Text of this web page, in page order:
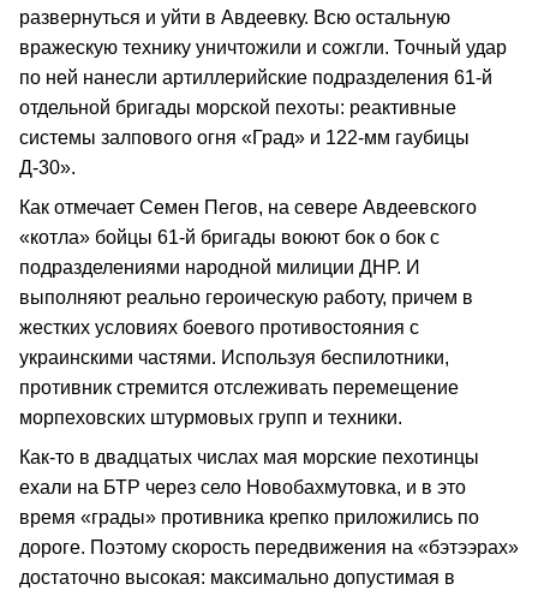
развернуться и уйти в Авдеевку. Всю остальную
вражескую технику уничтожили и сожгли. Точный удар
по ней нанесли артиллерийские подразделения 61-й
отдельной бригады морской пехоты: реактивные
системы залпового огня «Град» и 122-мм гаубицы
Д-30».
Как отмечает Семен Пегов, на севере Авдеевского
«котла» бойцы 61-й бригады воюют бок о бок с
подразделениями народной милиции ДНР. И
выполняют реально героическую работу, причем в
жестких условиях боевого противостояния с
украинскими частями. Используя беспилотники,
противник стремится отслеживать перемещение
морпеховских штурмовых групп и техники.
Как-то в двадцатых числах мая морские пехотинцы
ехали на БТР через село Новобахмутовка, и в это
время «грады» противника крепко приложились по
дороге. Поэтому скорость передвижения на «бэтээрах»
достаточно высокая: максимально допустимая в